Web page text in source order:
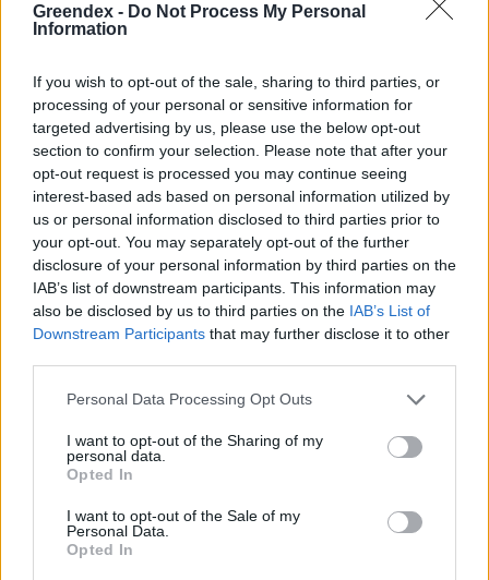
Greendex - Do Not Process My Personal
Information
If you wish to opt-out of the sale, sharing to third parties, or
processing of your personal or sensitive information for
targeted advertising by us, please use the below opt-out
section to confirm your selection. Please note that after your
opt-out request is processed you may continue seeing
interest-based ads based on personal information utilized by
us or personal information disclosed to third parties prior to
your opt-out. You may separately opt-out of the further
disclosure of your personal information by third parties on the
IAB’s list of downstream participants. This information may
also be disclosed by us to third parties on the IAB’s List of
Downstream Participants that may further disclose it to other
Personal Data Processing Opt Outs
I want to opt-out of the Sharing of my
personal data.
Opted In
I want to opt-out of the Sale of my
Personal Data.
Opted In
Magyarország tele van gyönyörű növényekkel, így arborétumokkal
is. A jó idő beköszöntével érdemes minél többet felkeresni.
Születésnapi programokkal várja a
hétvégén a közönséget a 160 éves
Fővárosi Állatkert
ÉLŐ BOLYGÓNK
Szedd magad őszibarack: itt vannak
SZEMLE